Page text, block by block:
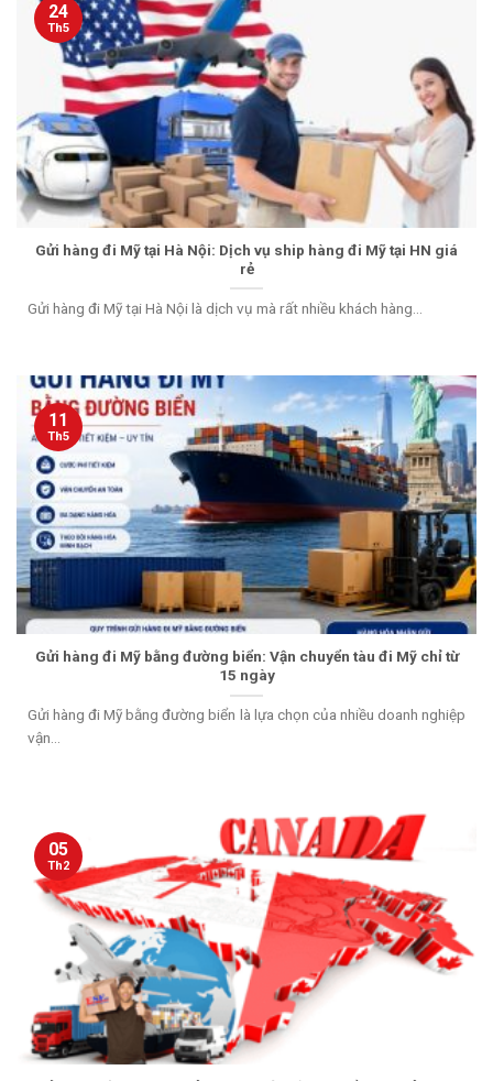
Gửi hàng đi Mỹ tại Hà Nội: Dịch vụ ship hàng đi Mỹ tại HN giá
rẻ
Gửi hàng đi Mỹ tại Hà Nội là dịch vụ mà rất nhiều khách hàng...
24
Th5
Gửi hàng đi Mỹ bằng đường biển: Vận chuyển tàu đi Mỹ chỉ từ
15 ngày
Gửi hàng đi Mỹ bằng đường biển là lựa chọn của nhiều doanh nghiệp
vận...
11
Th5
05
Th2